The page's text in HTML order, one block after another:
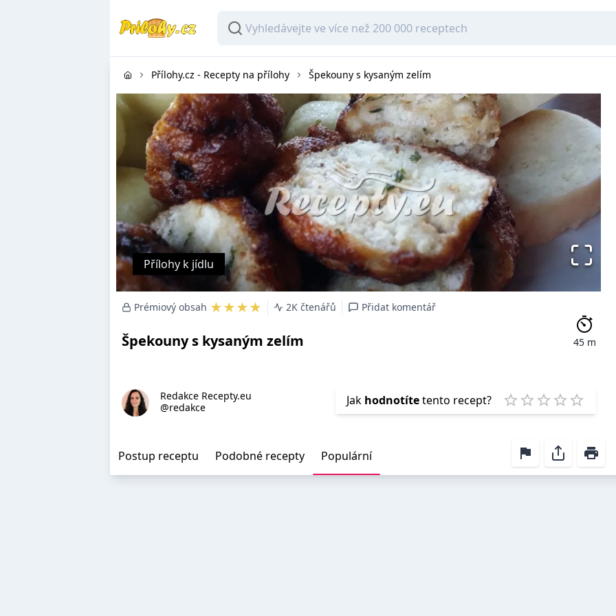
Přílohy.cz - Recepty na přílohy Špekouny s kysaným zelím
Přílohy k jídlu
Prémiový obsah ★★★★ 2K čtenářů Přidat komentář
Špekouny s kysaným zelím 45 m
Redakce Recepty.eu
@redakce
Jak hodnotítetento recept?
1 Star
2 Stars
3 Stars
4 Stars
5
Postup receptu Podobné recepty Populární